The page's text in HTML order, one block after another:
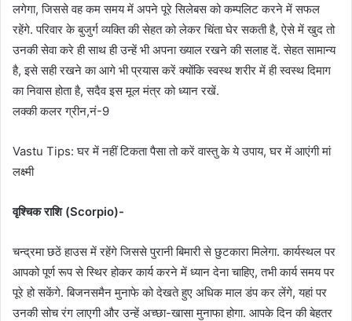
लगेगा, जिससे वह कम समय में अपने पूरे सिलेबस को कम्पलिट करने में सफल
रहेंगे. परिवार के बुजुर्ग व्यक्ति की सेहत को लेकर चिंता घेर सकती है, ऐसे में खुद तो
उनकी सेवा करे ही साथ ही उन्हें भी अपना ख्याल रखने की सलाह दें. सेहत सामान्य
है, इसे सही रखने का आगे भी प्रयास करें क्योंकि स्वस्थ शरीर में ही स्वस्थ दिमाग
का निवास होता है, सदैव इस मूल मंत्र को ध्यान रखें.
लक्की कलर ग्रीन,नं-9
Vastu Tips: घर में नहीं टिकता पैसा तो करें वास्तु के ये उपाय, घर में आएंगी मां
लक्ष्मी
वृश्चिक राशि (Scorpio)-
चन्द्रमा छठें हाउस में रहेंगे जिससे पुरानी बिमारी से छुटकारा मिलेगा. कार्यस्थल पर
आपको पूर्ण रूप से स्थिर होकर कार्य करने में ध्यान देना चाहिए, तभी कार्य समय पर
पूरे हो सकेंगे. बिजनसमैन मुनाफे को देखते हुए अधिक माल डंप कर लेंगे, यहां पर
उनकी सोच रंग लाएगी और उन्हें अच्छा-खासा मुनाफा होगा. आपके दिन की बेहतर